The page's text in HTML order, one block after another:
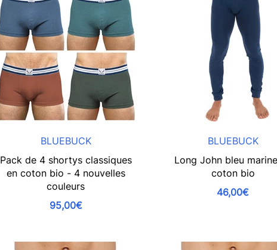
BLUEBUCK
Pack de 4 shortys classiques
en coton bio - 4 nouvelles
couleurs
95,00€
BLUEBUCK
Long John bleu
coton bio
46,00€